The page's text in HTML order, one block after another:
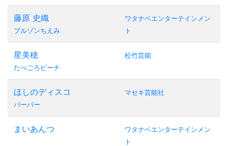
藤原 史織
ブルゾンちえみ
ワタナベエンターテインメン
ト
星美穂
たべごろピーチ
松竹芸能
ほしのディスコ
パーパー
マセキ芸能社
まいあんつ
ワタナベエンターテインメン
ト